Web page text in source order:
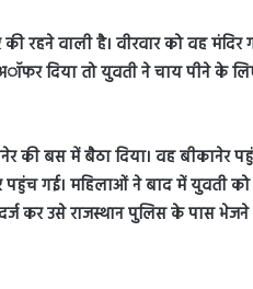
रहने वाली है। वीरवार को वह मंदिर
दिया तो युवती ने चाय पीने के
की बस में बैठा दिया। वह बीकानेर
गई। महिलाओं ने बाद में युवती
कर उसे राजस्थान पुलिस के पास भेजने